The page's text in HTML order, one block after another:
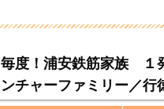
毎度！浦安鉄筋家族 １
ンチャーファミリー／行